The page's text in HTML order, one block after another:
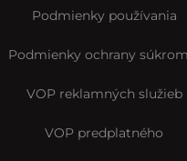
Podmienky používania
Podmienky ochrany
VOP reklamných služieb
VOP predplatného